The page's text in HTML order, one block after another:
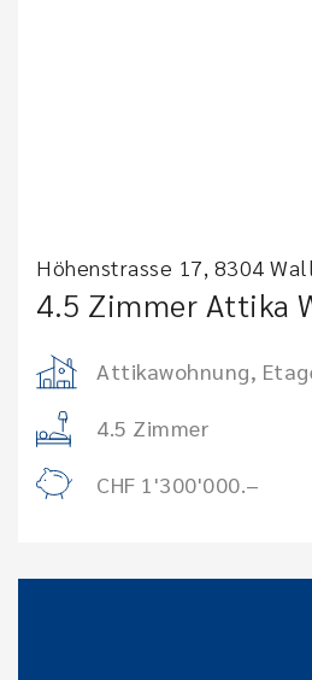
Höhenstrasse 17, 8304
4.5 Zimmer Attika
Attikawohnung,
4.5 Zimmer
CHF 1'300'000.–